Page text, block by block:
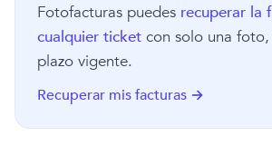
Fotofacturas puedes recuperar la
cualquier ticket con solo una
plazo vigente.
Recuperar mis facturas →